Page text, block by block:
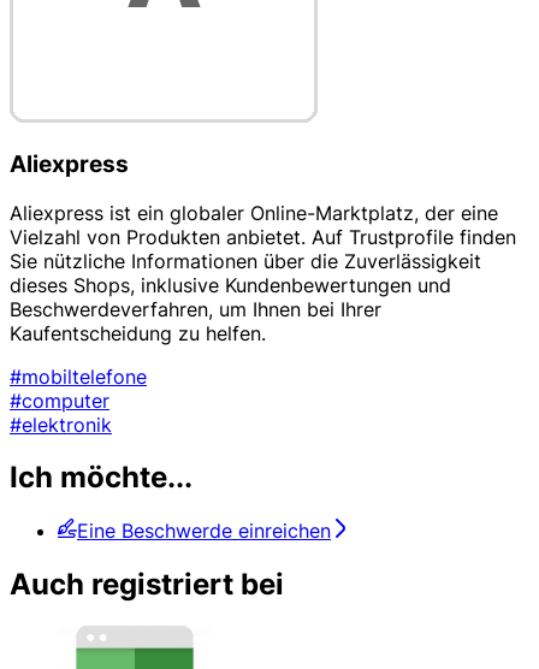
Aliexpress
Aliexpress ist ein globaler Online-Marktplatz, der eine
Vielzahl von Produkten anbietet. Auf Trustprofile finden
Sie nützliche Informationen über die Zuverlässigkeit
dieses Shops, inklusive Kundenbewertungen und
Beschwerdeverfahren, um Ihnen bei Ihrer
Kaufentscheidung zu helfen.
#mobiltelefone
#computer
#elektronik
Ich möchte...
Eine Beschwerde einreichen
Auch registriert bei